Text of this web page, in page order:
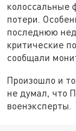
колоссальные
потери.
последнюю
критические
сообщали
Произошло и
не думал, что
военэксперты.